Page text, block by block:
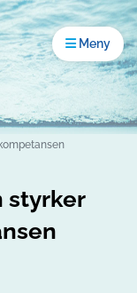
Åpne
Meny
styrker